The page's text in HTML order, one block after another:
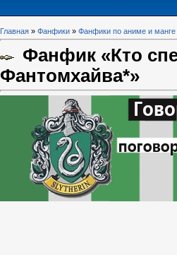
Главная » Фанфики » Фанфики по аниме и манге
Фанфик «Кто
Фантомхайва*»